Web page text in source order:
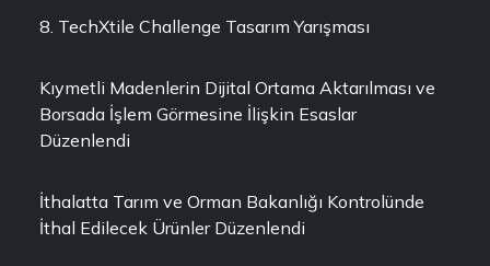
8. TechXtile Challenge Tasarım Yarışması
Kıymetli Madenlerin Dijital Ortama Aktarılması ve
Borsada İşlem Görmesine İlişkin Esaslar
Düzenlendi
İthalatta Tarım ve Orman Bakanlığı Kontrolünde
İthal Edilecek Ürünler Düzenlendi